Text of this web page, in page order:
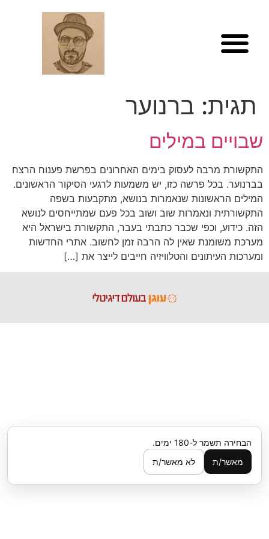
תגית: ברנוער
שבויים במילים
התקשורת מרבה לעסוק בימים האחרונים בפרשת פענוח הרצח
בברנוער. בכל פרשה כזו, יש משמעות לרגעי הסיקור הראשונים.
המילים הראשונות שנאמרות בנושא, מתקבעות בשפה
התקשורתית ונאמרות שוב ושוב בכל פעם שמתייחסים לנושא
הזה. כידוע, וכפי שכבר כתבתי בעבר, התקשורת בישראל היא
מערכת משומנת שאין לה הרבה זמן לחשוב. אתרי החדשות
ומערכות העיתונים והטלוויזיה חייבים לייצר את […]
הבחירה תשמר ל-180 ימים.
מאשר/ת
לא מאשר/ת